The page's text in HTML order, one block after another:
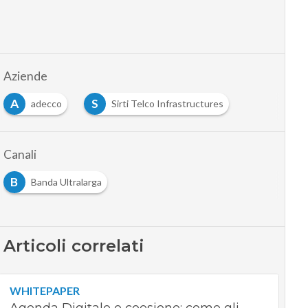
Aziende
A
adecco S Sirti Telco Infrastructures
Canali
B
Banda Ultralarga
Articoli correlati
WHITEPAPER